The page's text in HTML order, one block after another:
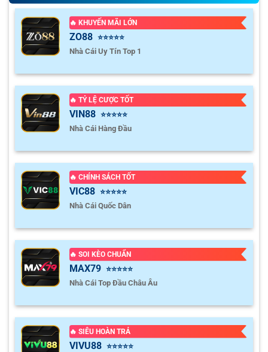
🔥 KHUYẾN MÃI LỚN
ZO88 ⭐⭐⭐⭐⭐
Nhà Cái Uy Tín Top 1
🔥 TỶ LỆ CƯỢC TỐT
VIN88 ⭐⭐⭐⭐⭐
Nhà Cái Hàng Đầu
🔥 CHÍNH SÁCH TỐT
VIC88 ⭐⭐⭐⭐⭐
Nhà Cái Quốc Dân
🔥 SOI KÈO CHUẨN
MAX79 ⭐⭐⭐⭐⭐
Nhà Cái Top Đầu Châu Âu
🔥 SIÊU HOÀN TRẢ
VIVU88 ⭐⭐⭐⭐⭐